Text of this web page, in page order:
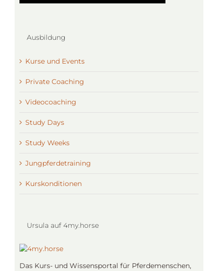
Ausbildung
Kurse und Events
Private Coaching
Videocoaching
Study Days
Study Weeks
Jungpferdetraining
Kurskonditionen
Ursula auf 4my.horse
Das Kurs- und Wissensportal für Pferdemenschen,